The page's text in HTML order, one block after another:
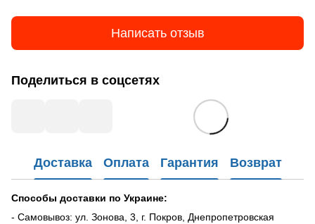
Написать отзыв
Поделиться в соцсетях
Доставка Оплата Гарантия Возврат
Способы доставки по Украине:
- Самовывоз: ул. Зонова, 3, г. Покров, Днепропетровская